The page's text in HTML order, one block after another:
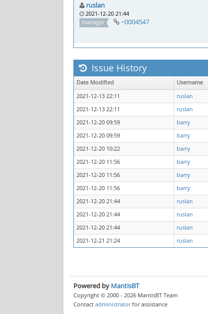
ruslan
2021-12-20 21:44
manager
~0004547
Issue History
Date Modified Username
2021-12-13 22:11
ruslan
2021-12-13 22:11
ruslan
2021-12-20 09:59
barry
2021-12-20 09:59
barry
2021-12-20 10:22
barry
2021-12-20 11:56
barry
2021-12-20 11:56
barry
2021-12-20 11:56
barry
2021-12-20 21:44
ruslan
2021-12-20 21:44
ruslan
2021-12-20 21:44
ruslan
2021-12-21 21:24
ruslan
Powered by MantisBT
Copyright © 2000 - 2026 MantisBT Team
Contact administratorfor assistance